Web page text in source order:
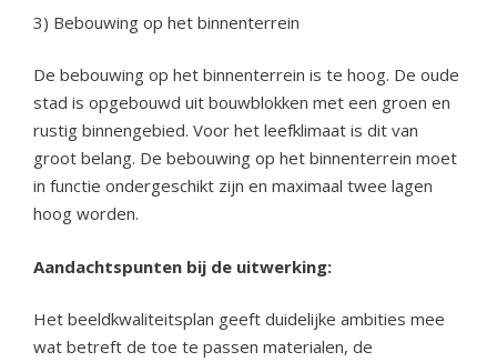
3) Bebouwing op het binnenterrein
De bebouwing op het binnenterrein is te hoog. De oude
stad is opgebouwd uit bouwblokken met een groen en
rustig binnengebied. Voor het leefklimaat is dit van
groot belang. De bebouwing op het binnenterrein moet
in functie ondergeschikt zijn en maximaal twee lagen
hoog worden.
Aandachtspunten bij de uitwerking:
Het beeldkwaliteitsplan geeft duidelijke ambities mee
wat betreft de toe te passen materialen, de